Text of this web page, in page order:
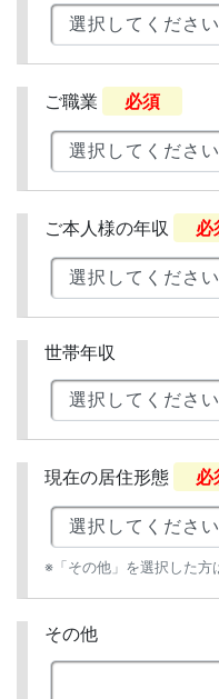
ご職業 必須
ご本人様の年収 必
世帯年収
現在の居住形態 必
※「その他」を選択した方
その他